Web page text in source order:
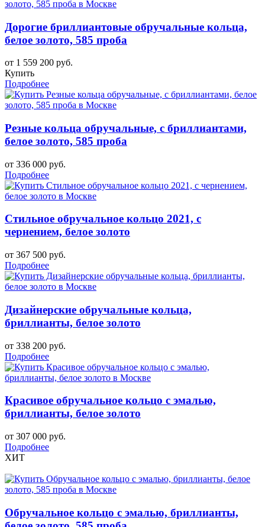
Дорогие бриллиантовые обручальные кольца,
белое золото, 585 проба
от 1 559 200 руб.
Купить
Подробнее
Резные кольца обручальные, с бриллиантами,
белое золото, 585 проба
от 336 000 руб.
Подробнее
Стильное обручальное кольцо 2021, с
чернением, белое золото
от 367 500 руб.
Подробнее
Дизайнерские обручальные кольца,
бриллианты, белое золото
от 338 200 руб.
Подробнее
Красивое обручальное кольцо с эмалью,
бриллианты, белое золото
от 307 000 руб.
Подробнее
ХИТ
Обручальное кольцо с эмалью, бриллианты,